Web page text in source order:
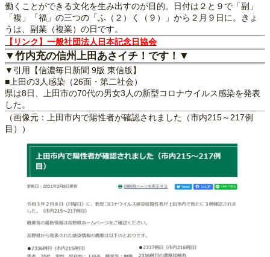
働くことができる文化を生み出すのが目的。日付は２と９で「副」
「複」「福」の三つの「ふ（２）く（９）」から２月９日に。きょ
うは、副業（複業）の日です。
【リンク】一般社団法人日本記念日協会
▼竹内充の信州上田あさイチ！です！▼
▼引用【信濃毎日新聞 9版 東信版】
■上田の3人感染（26面・第二社会）
県は8日、上田市の70代の男女3人の新型コロナウイルス感染を発表
した。
（画像元：上田市内で陽性者が確認されました（市内215～217例
目））